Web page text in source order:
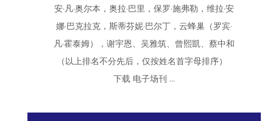
安·凡·奥尔本，奥拉·巴里，保罗·施弗勒，维拉·安
娜·巴克拉克，斯蒂芬妮·巴尔丁，云蜂巢（罗宾·
凡·霍泰姆），谢宇恩、吴雅筑、曾熙凱、蔡中和
（以上排名不分先后，仅按姓名首字母排序）
下载 电子场刊 ...